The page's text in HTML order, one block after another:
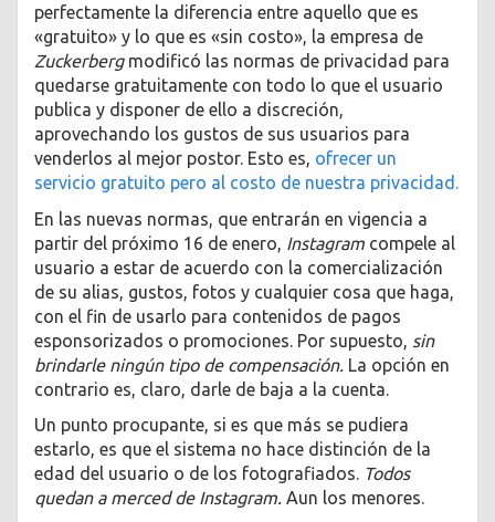
perfectamente la diferencia entre aquello que es
«gratuito» y lo que es «sin costo», la empresa de
Zuckerbergmodificó las normas de privacidad para
quedarse gratuitamente con todo lo que el usuario
publica y disponer de ello a discreción,
aprovechando los gustos de sus usuarios para
venderlos al mejor postor. Esto es, ofrecer un
servicio gratuito pero al costo de nuestra privacidad.
En las nuevas normas, que entrarán en vigencia a
partir del próximo 16 de enero, Instagram compele al
usuario a estar de acuerdo con la comercialización
de su alias, gustos, fotos y cualquier cosa que haga,
con el fin de usarlo para contenidos de pagos
esponsorizados o promociones. Por supuesto, sin
brindarle ningún tipo de compensación. La opción en
contrario es, claro, darle de baja a la cuenta.
Un punto procupante, si es que más se pudiera
estarlo, es que el sistema no hace distinción de la
edad del usuario o de los fotografiados. Todos
quedan a merced de Instagram. Aun los menores.